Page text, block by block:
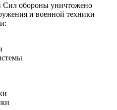
Сил обороны уничтожено
и военной техники